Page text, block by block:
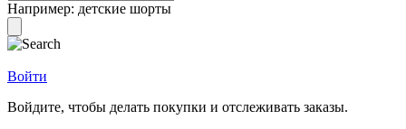
Например: детские шорты
Войти
Войдите, чтобы делать покупки и отслеживать заказы.